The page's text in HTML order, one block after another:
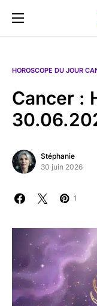
HOROSCOPE DU JOUR
Cancer :
Stéphanie
30 juin 2026
1